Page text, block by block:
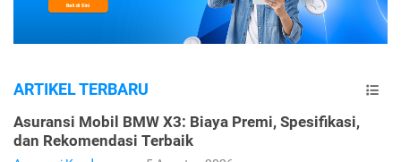
ARTIKEL TERBARU
Asuransi Mobil BMW X3: Biaya Premi, Spesifikasi,
dan Rekomendasi Terbaik